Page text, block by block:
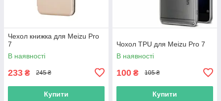
Чехол книжка для Meizu Pro
7
В наявності
233 ₴ 245 ₴
Купити
Чохол TPU для Meizu Pro 7
В наявності
100 ₴ 105 ₴
Купити